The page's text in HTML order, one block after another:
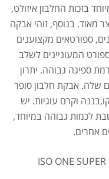
בזכות החלבון איזולט,
מאוד. בנוסף, זוהי אבקה
ספורטאים מקצוענים
המעוניינים לשלב
ספיגה גבוהה. יתרון
שלה. אבקת חלבון סופר
וקרם עוגיות. יש
הנחשבת לכמות גבוהה במיוחד,
אחרים.
בכל 33גרם מנת הגשה של אבקת חלבון ISO ONE SUPER